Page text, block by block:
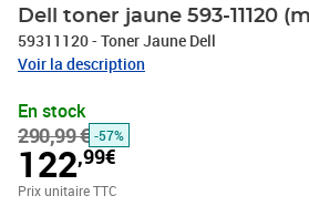
Dell toner jaune 593-11120
59311120 - Toner Jaune Dell
Voir la description
En stock
290,99 € -57%
122,99€
Prix unitaire TTC